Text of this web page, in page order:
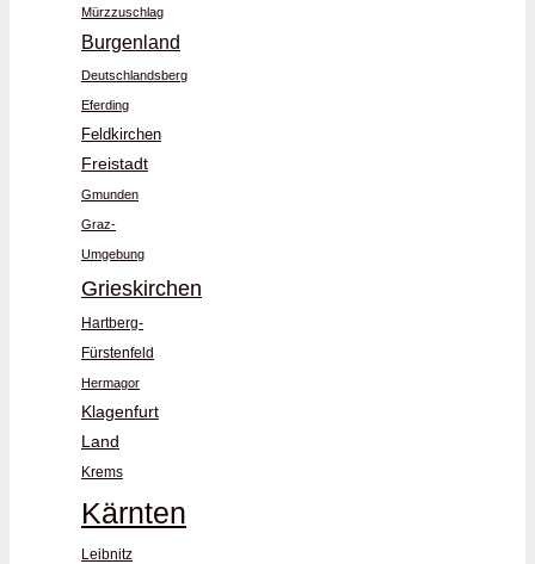
Mürzzuschlag
Burgenland
Deutschlandsberg
Eferding
Feldkirchen
Freistadt
Gmunden
Graz-
Umgebung
Grieskirchen
Hartberg-
Fürstenfeld
Hermagor
Klagenfurt
Land
Krems
Kärnten
Leibnitz